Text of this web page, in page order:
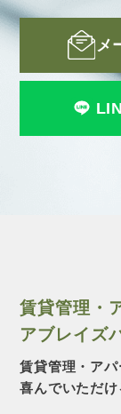
メ
賃貸管理・
アブレイズ
賃貸管理・ア
喜んでいただけ